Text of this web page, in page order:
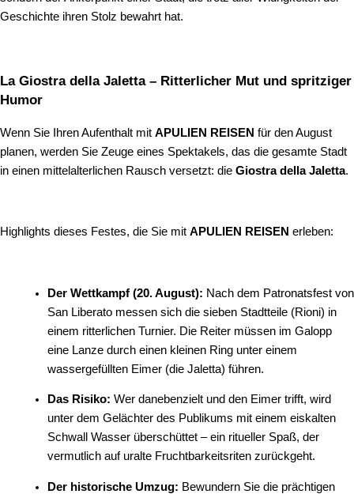
Geschichte ihren Stolz bewahrt hat.
La Giostra della Jaletta – Ritterlicher Mut und spritziger
Humor
Wenn Sie Ihren Aufenthalt mit APULIEN REISEN für den August
planen, werden Sie Zeuge eines Spektakels, das die gesamte Stadt
in einen mittelalterlichen Rausch versetzt: die Giostra della Jaletta.
Highlights dieses Festes, die Sie mit APULIEN REISEN erleben:
Der Wettkampf (20. August): Nach dem Patronatsfest von
San Liberato messen sich die sieben Stadtteile (Rioni) in
einem ritterlichen Turnier. Die Reiter müssen im Galopp
eine Lanze durch einen kleinen Ring unter einem
wassergefüllten Eimer (die Jaletta) führen.
Das Risiko: Wer danebenzielt und den Eimer trifft, wird
unter dem Gelächter des Publikums mit einem eiskalten
Schwall Wasser überschüttet – ein ritueller Spaß, der
vermutlich auf uralte Fruchtbarkeitsriten zurückgeht.
Der historische Umzug: Bewundern Sie die prächtigen